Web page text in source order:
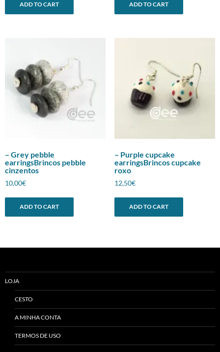
ADD TO CART ADD TO CART
– Grey pebble
earringsBrincos pebble
cinzentos
10,00€
ADD TO CART
– Purple cupcake
earringsBrincos cupcake
roxo
12,50€
ADD TO CART
LOJA
CESTO
A MINHA CONTA
TERMOS DE USO